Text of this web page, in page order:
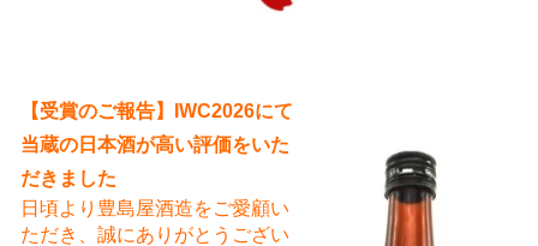
【受賞のご報告】IWC2026にて
当蔵の日本酒が高い評価をいた
だきました
日頃より豊島屋酒造をご愛顧い
ただき、誠にありがとうござい